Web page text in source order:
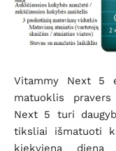
Vitammy Next 5
matuoklis
Next 5 turi
tiksliai išmatuoti
kiekvieną dieną